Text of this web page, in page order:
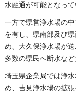
水融通が可能となって
一方で県営浄水場の
を有し、県南部及び
め、大久保浄水場が
多数の県民へ断水な
埼玉県企業局では浄
め、吉見浄水場の拡